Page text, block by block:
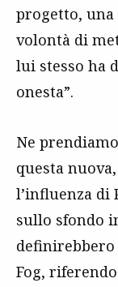
progetto, una
volontà di
lui stesso ha
onesta”.
Ne
questa
l’influenza di
sullo sfondo
definirebbero
Fog,